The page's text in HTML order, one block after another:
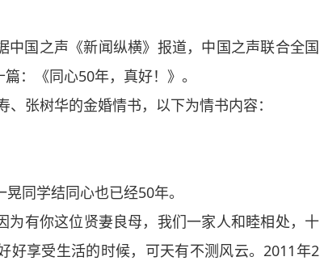
国之声《新闻纵横》报道，中国之声联合全国
：《同心50年，真好！》。
张树华的金婚情书，以下为情书内容：
同学结同心也已经50年。
有你这位贤妻良母，我们一家人和睦相处，十
好享受生活的时候，可天有不测风云。2011年2